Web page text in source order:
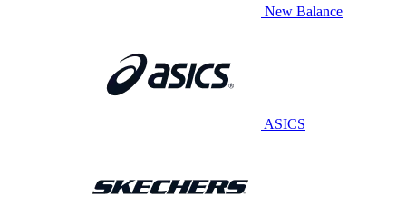
New Balance
ASICS